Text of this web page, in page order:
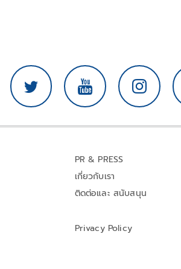
PR & PRESS
เกี่ยวกับเรา
ติดต่อและ สนับสนุน
Privacy Policy